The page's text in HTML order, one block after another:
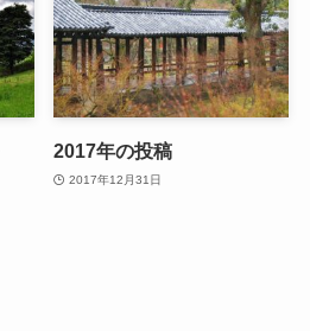
2017年の投稿
2017年12月31日